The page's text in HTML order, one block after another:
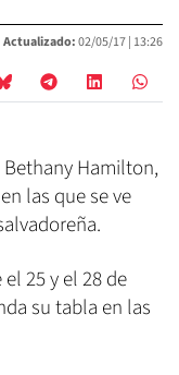
Actualizado:02/05/17 | 13:26
Hamilton,
las que se ve
25 y el 28 de
su tabla en las